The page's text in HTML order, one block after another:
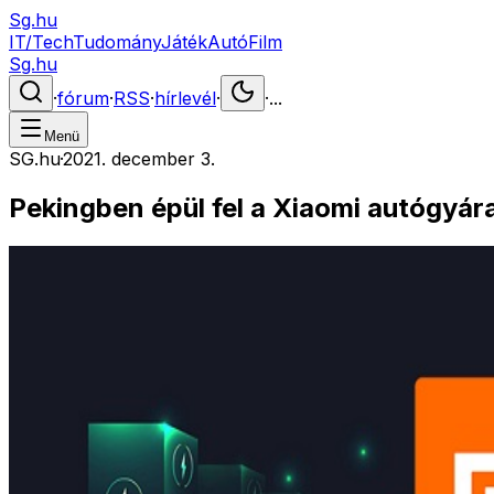
Sg.hu
IT/TechTudományJátékAutóFilm
Sg.hu
·fórum·RSS·hírlevél· ·...
Menü
SG.hu·2021. december 3.
Pekingben épül fel a Xiaomi